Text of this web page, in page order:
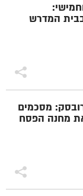
המדרש
מסכמים
מחנה הפסח